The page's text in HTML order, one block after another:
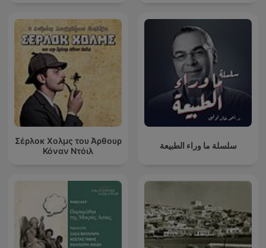
Σέρλοκ Χολμς του Άρθουρ
Κόναν Ντόιλ
سلسلة ما وراء الطبيعة